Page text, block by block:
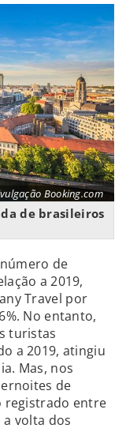
Booking.com
de brasileiros
de
a 2019,
Travel por
No entanto,
turistas
a 2019, atingiu
Mas, nos
de
registrado entre
volta dos